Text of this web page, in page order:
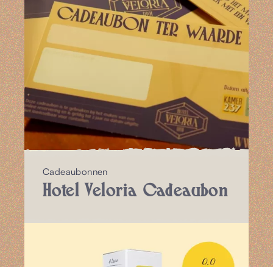
Cadeaubonnen
Hotel Veloria Cadeaubon